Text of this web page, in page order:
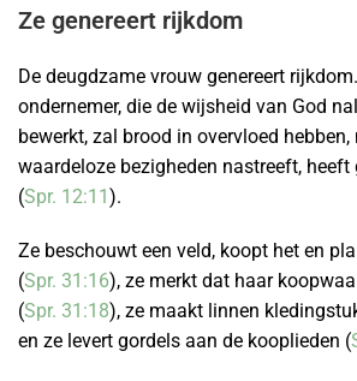
Ze genereert rijkdom
De deugdzame vrouw genereert
ondernemer, die de wijsheid van God
bewerkt, zal brood in overvloed hebben,
waardeloze bezigheden nastreeft, heeft
(Spr. 12:11).
Ze beschouwt een veld, koopt het en
(Spr. 31:16), ze merkt dat haar
(Spr. 31:18), ze maakt linnen
en ze levert gordels aan de kooplieden (